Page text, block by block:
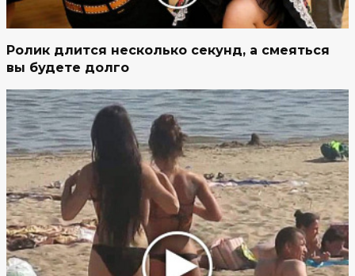
Ролик длится несколько секунд, а смеяться
вы будете долго